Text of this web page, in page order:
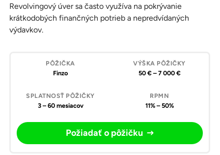
Revolvingový úver sa často využíva na pokrývanie
krátkodobých finančných potrieb a nepredvídaných
výdavkov.
Výška
pôžičky
Splatnosť
RPMN
Požiadať
o
Finzo 50 € – 7 000 €
3 – 60 mesiacov 11% – 50%
Požiadať o pôžičku